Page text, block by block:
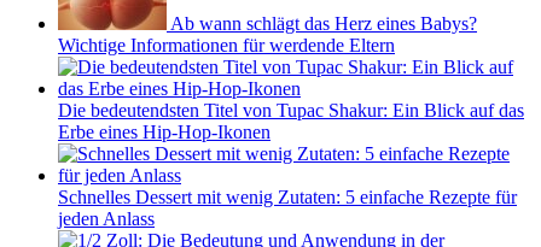
Ab wann schlägt das Herz eines Babys?
Wichtige Informationen für werdende Eltern
Die bedeutendsten Titel von Tupac Shakur: Ein Blick auf das
Erbe eines Hip-Hop-Ikonen
Schnelles Dessert mit wenig Zutaten: 5 einfache Rezepte für
jeden Anlass